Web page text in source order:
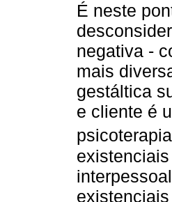
É neste
negativa -
mais
gestáltica
e cliente é